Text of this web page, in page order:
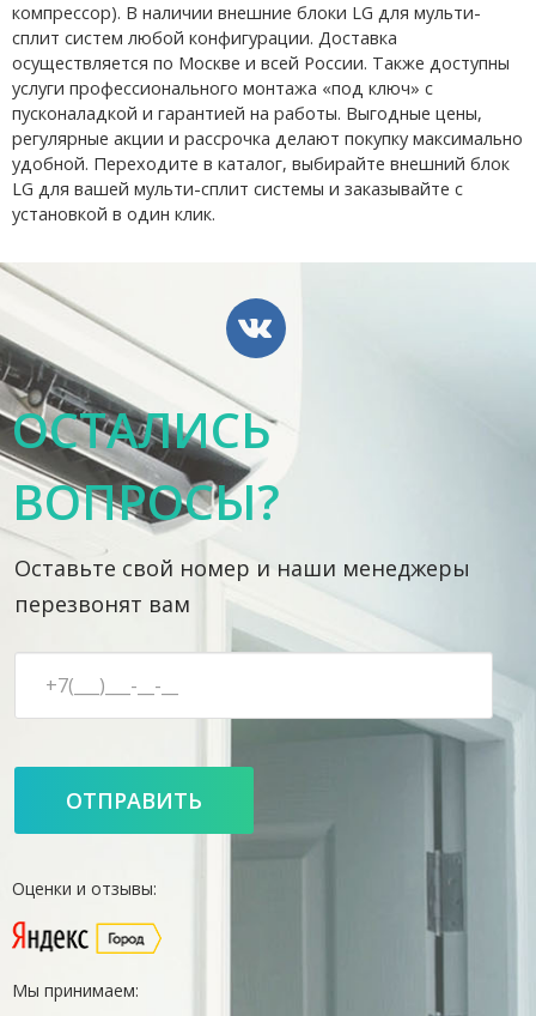
компрессор). В наличии внешние блоки LG для мульти-
сплит систем любой конфигурации. Доставка
осуществляется по Москве и всей России. Также доступны
услуги профессионального монтажа «под ключ» с
пусконаладкой и гарантией на работы. Выгодные цены,
регулярные акции и рассрочка делают покупку максимально
удобной. Переходите в каталог, выбирайте внешний блок
LG для вашей мульти-сплит системы и заказывайте с
установкой в один клик.
ОСТАЛИСЬ
ВОПРОСЫ?
Оставьте свой номер и наши менеджеры
перезвонят вам
Оценки и отзывы:
Мы принимаем: